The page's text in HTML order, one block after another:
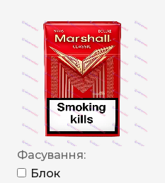
Фасування:
Блок